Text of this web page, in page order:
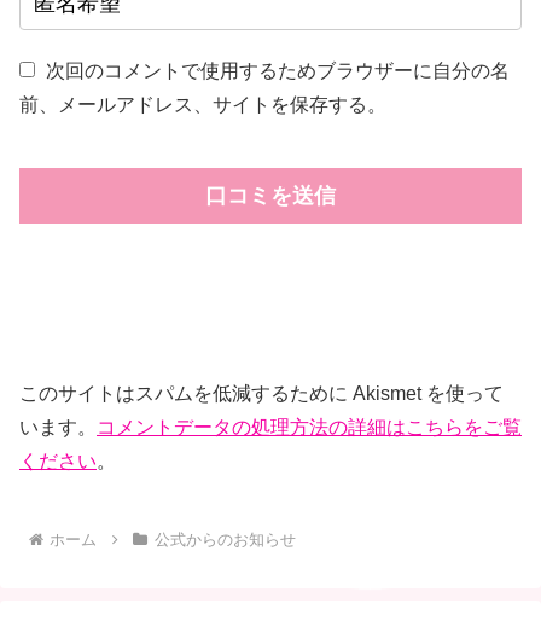
次回のコメントで使用するためブラウザーに自分の名
前、メールアドレス、サイトを保存する。
このサイトはスパムを低減するために Akismet を使って
います。
コメントデータの処理方法の詳細はこちらをご覧
ください。
ホーム 公式からのお知らせ